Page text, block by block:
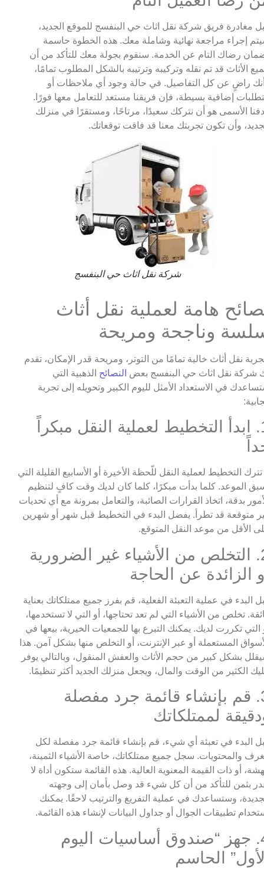
مغادرة فريق شركة نقل اثاث حي البنفسج للموقع الجديد،
إجراء مراجعة نهائية وشاملة معك. هذه الخطوة حاسمة
رضاك التام عن الخدمة. سنقوم بجولة معك للتأكد من أن
الأثاث قد تم نقله وتركيبه وترتيبه بالشكل المطلوب تمامًا،
راضٍ عن كل التفاصيل. في حالة وجود أي ملاحظات أو
إضافية بسيطة، فإن فريقنا مستعد للتعامل معها فورًا.
الأسمى هو أن نتركك سعيدًا، مرتاحًا، ومستقرًا في منزلك
وأن تكون تجربتك معنا قد فاقت توقعاتك.
شركة نقل اثاث حي البنفسج
هامة لعملية نقل أثاث
وناجحة ومريحة
نقل أثاث خالية تمامًا من التوتر، ومريحة قدر الإمكان، تقدم
شركة نقل اثاث حي البنفسج بعض النصائح الذهبية التي
في الاستعداد الأمثل لليوم الكبير وتحويله إلى تجربة
1. ابدأ التخطيط لعملية النقل مبكراً
تترك التخطيط لعملية النقل للّحظة الأخيرة أو الأسابيع القليلة التي
الموعد. كلما بدأت مبكرًا، كلما كان لديك وقت كافٍ لتنظيم
بدقة، اتخاذ القرارات الصائبة، والتعامل بمرونة مع أي تحديات
متوقعة قد تطرأ. يفضل البدء في التخطيط قبل شهر أو شهرين
الأقل من موعد النقل المتوقع.
2. التخلص من الأشياء غير الضرورية
الزائدة عن الحاجة
البدء في عملية التعبئة الفعلية، قم بفرز جميع ممتلكاتك بعناية
تخلص من الأشياء التي لم تعد تحتاجها، أو التي لا تستخدمها،
التي تكررت لديك. يمكنك التبرع بها للجمعيات الخيرية، بيعها في
المستعملة أو عبر الإنترنت، أو التخلص منها بشكل آمن. هذا
بشكل كبير من حجم الأثاث والعفش المنقول، وبالتالي يوفر
الكثير من الوقت والمال، ويجعل منزلك الجديد أكثر تنظيمًا.
3. قم بإنشاء قائمة جرد مفصلة
لممتلكاتك
البدء في تعبئة أي شيء، قم بإنشاء قائمة جرد مفصلة لكل
والمحتويات. سجل جميع ممتلكاتك، خاصة الأشياء الثمينة،
أو ذات القيمة المعنوية العالية. هذه القائمة ستكون أداة لا
بثمن للتأكد من أن كل شيء قد وصل بأمان إلى وجهته
وستساعدك في عملية التفريغ والترتيب لاحقًا. يمكنك
تطبيقات الجوال أو جداول البيانات لإنشاء هذه القائمة.
4. جهز “صندوق أساسيات اليوم
الحاسم